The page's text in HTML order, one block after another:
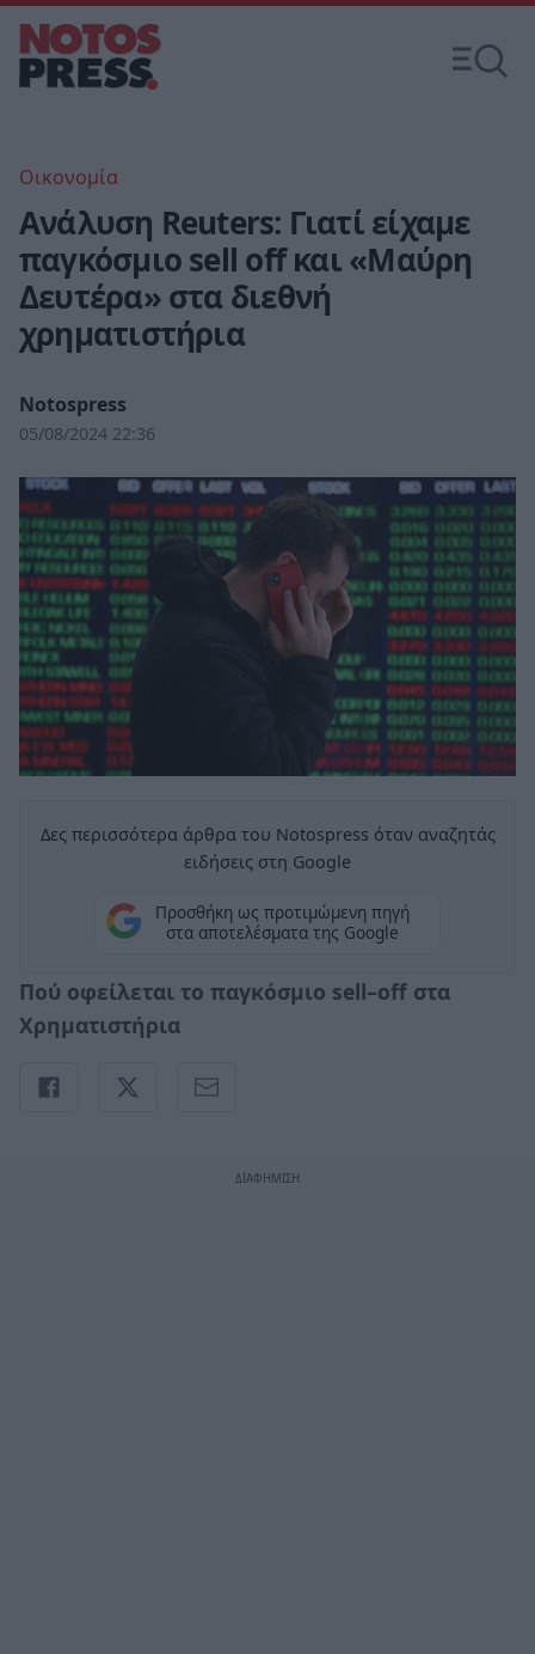
Οικονομία
Ανάλυση Reuters: Γιατί είχαμε
παγκόσμιο sell off και «Μαύρη
Δευτέρα» στα διεθνή
χρηματιστήρια
Notospress
05/08/2024 22:36
Δες περισσότερα άρθρα του Notospress όταν αναζητάς
ειδήσεις στη Google
Προσθήκη ως προτιμώμενη πηγή
στα αποτελέσματα της Google
Πού οφείλεται το παγκόσμιο sell–off στα
Χρηματιστήρια